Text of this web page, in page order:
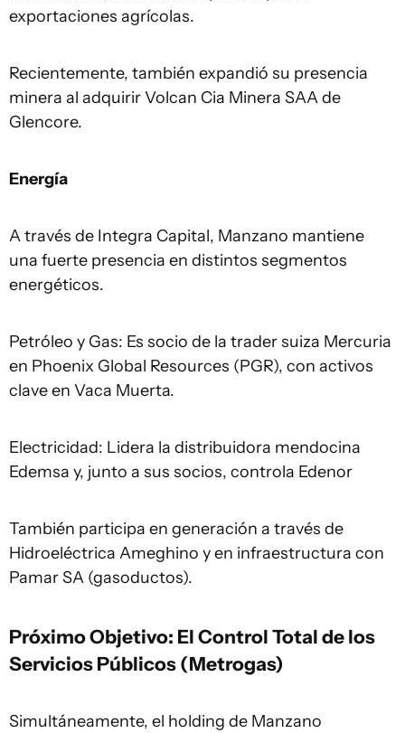
exportaciones agrícolas.
Recientemente, también expandió su presencia
minera al adquirir Volcan Cia Minera SAA de
Glencore.
Energía
A través de Integra Capital, Manzano mantiene
una fuerte presencia en distintos segmentos
energéticos.
Petróleo y Gas: Es socio de la trader suiza Mercuria
en Phoenix Global Resources (PGR), con activos
clave en Vaca Muerta.
Electricidad: Lidera la distribuidora mendocina
Edemsa y, junto a sus socios, controla Edenor
También participa en generación a través de
Hidroeléctrica Ameghino y en infraestructura con
Pamar SA (gasoductos).
Próximo Objetivo: El Control Total de los
Servicios Públicos (Metrogas)
Simultáneamente, el holding de Manzano